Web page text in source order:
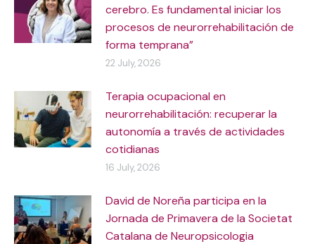
cerebro. Es fundamental iniciar los
procesos de neurorrehabilitación de
forma temprana”
22 July, 2026
Terapia ocupacional en
neurorrehabilitación: recuperar la
autonomía a través de actividades
cotidianas
16 July, 2026
David de Noreña participa en la
Jornada de Primavera de la Societat
Catalana de Neuropsicologia